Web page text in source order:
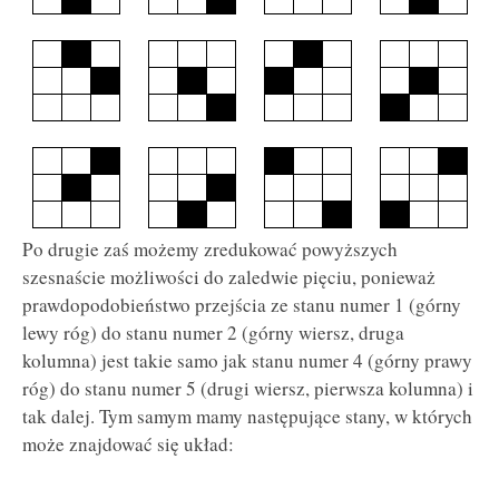
Po drugie zaś możemy zredukować powyższych
szesnaście możliwości do zaledwie pięciu, ponieważ
prawdopodobieństwo przejścia ze stanu numer 1 (górny
lewy róg) do stanu numer 2 (górny wiersz, druga
kolumna) jest takie samo jak stanu numer 4 (górny prawy
róg) do stanu numer 5 (drugi wiersz, pierwsza kolumna) i
tak dalej. Tym samym mamy następujące stany, w których
może znajdować się układ: